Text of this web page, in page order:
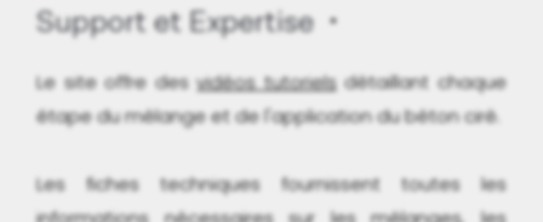
Support et Expertise
Le site offre desvidéos tutorielsdétaillant chaque
étape du mélange et de l'application du béton ciré.
Les fiches techniques fournissent toutes les